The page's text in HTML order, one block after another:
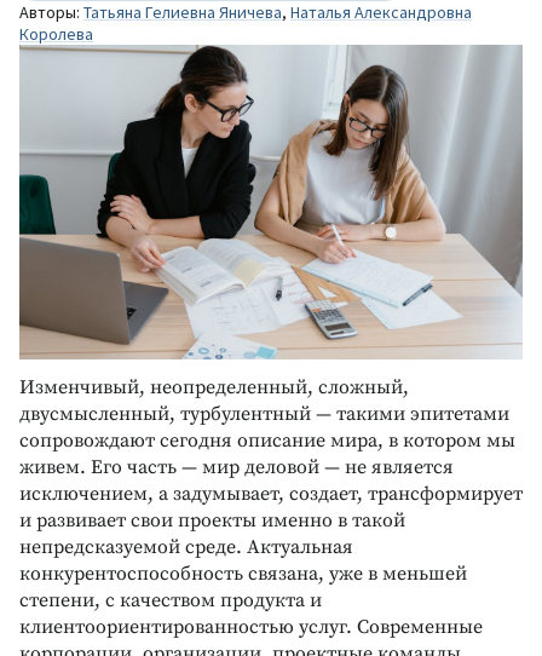
Авторы: Татьяна Гелиевна Яничева, Наталья Александровна
Королева
Изменчивый, неопределенный, сложный,
двусмысленный, турбулентный — такими эпитетами
сопровождают сегодня описание мира, в котором мы
живем. Его часть — мир деловой — не является
исключением, а задумывает, создает, трансформирует
и развивает свои проекты именно в такой
непредсказуемой среде. Актуальная
конкурентоспособность связана, уже в меньшей
степени, с качеством продукта и
клиентоориентированностью услуг. Современные